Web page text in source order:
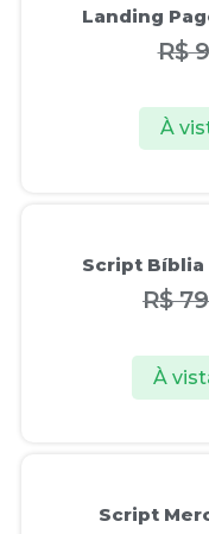
Landing
R$
À
Script Bíblia
R$
À
Script